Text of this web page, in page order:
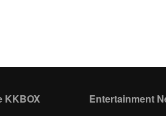
KKBOX Entertainment